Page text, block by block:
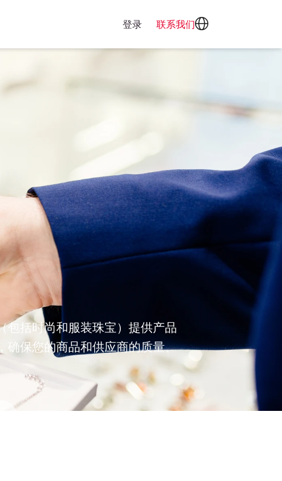
登录 联系我们
包括时尚和服装珠宝）提供产品
确保您的商品和供应商的质量、